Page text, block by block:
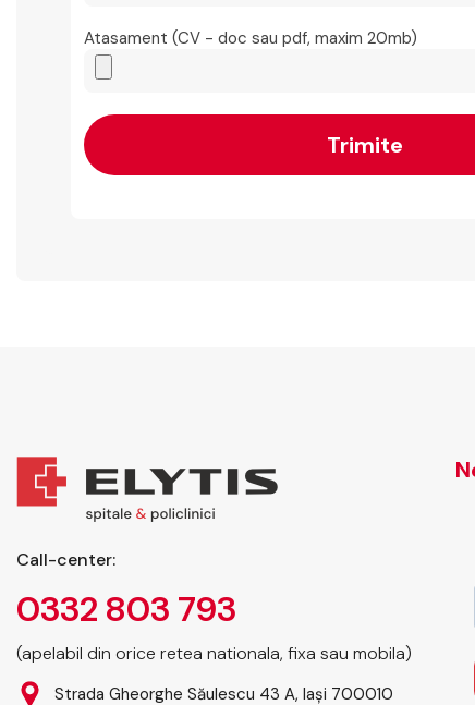
Atasament (CV - doc sau pdf, maxim 20mb)
Call-center:
0332 803 793
(apelabil din orice retea nationala, fixa sau mobila)
Strada Gheorghe Săulescu 43 A, Iași 700010